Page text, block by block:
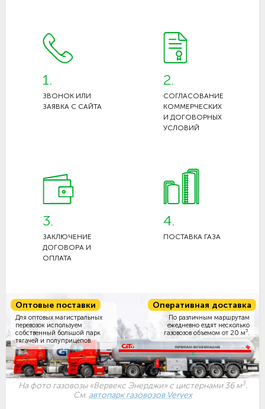
1.
ЗВОНОК ИЛИ
ЗАЯВКА С САЙТА
2.
СОГЛАСОВАНИЕ
КОММЕРЧЕСКИХ
И ДОГОВОРНЫХ
УСЛОВИЙ
3.
ЗАКЛЮЧЕНИЕ
ДОГОВОРА И
ОПЛАТА
4.
ПОСТАВКА ГАЗА
Оптовые поставки
Для оптовых магистральных
перевозок используем
собственный большой парк
тягачей и полуприцепов.
Оперативная доставка
По различным маршрутам
ежедневно ездят несколько
газовозов объемом от 20 м3
На фото газовозы «Вервекс Энерджи» с цистернами 36 м3.
См. автопарк газовозов Vervex